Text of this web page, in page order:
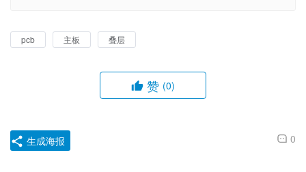
pcb 主板 叠层
赞 (0)
0
生成海报